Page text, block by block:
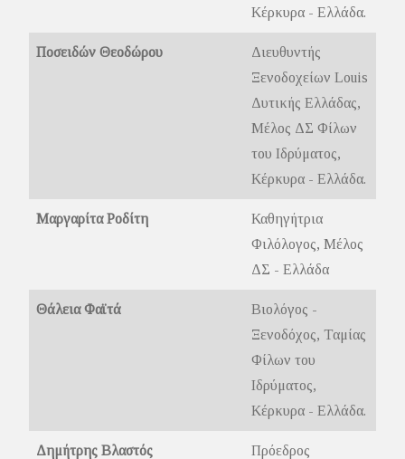
Κέρκυρα - Ελλάδα.
Ποσειδών Θεοδώρου
Διευθυντής
Ξενοδοχείων Louis
Δυτικής Ελλάδας,
Μέλος ΔΣ Φίλων
του Ιδρύματος,
Κέρκυρα - Ελλάδα.
Μαργαρίτα Ροδίτη
Καθηγήτρια
Φιλόλογος, Μέλος
ΔΣ - Ελλάδα
Θάλεια Φαϊτά
Βιολόγος -
Ξενοδόχος, Ταμίας
Φίλων του
Ιδρύματος,
Κέρκυρα - Ελλάδα.
Δημήτρης Βλαστός
Πρόεδρος